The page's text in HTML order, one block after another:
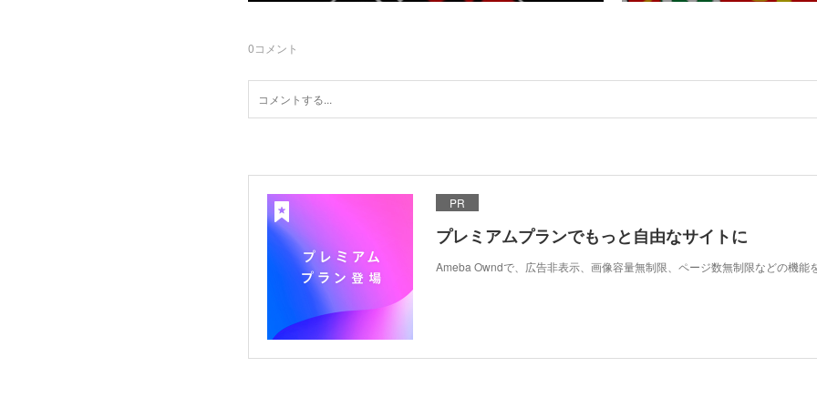
0コメント
PR
プレミアムプランでもっと自由なサイトに
Ameba Owndで、広告非表示、画像容量無制限、ページ数無制限などの機能